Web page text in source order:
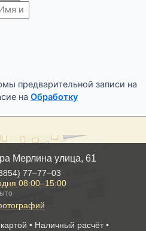
предварительной записи на
на Обработку